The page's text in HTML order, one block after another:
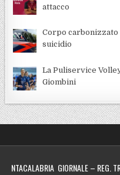
attacco
Corpo carbonizzato
suicidio
La Puliservice
Giombini
NTACALABRIA GIORNALE – REG.